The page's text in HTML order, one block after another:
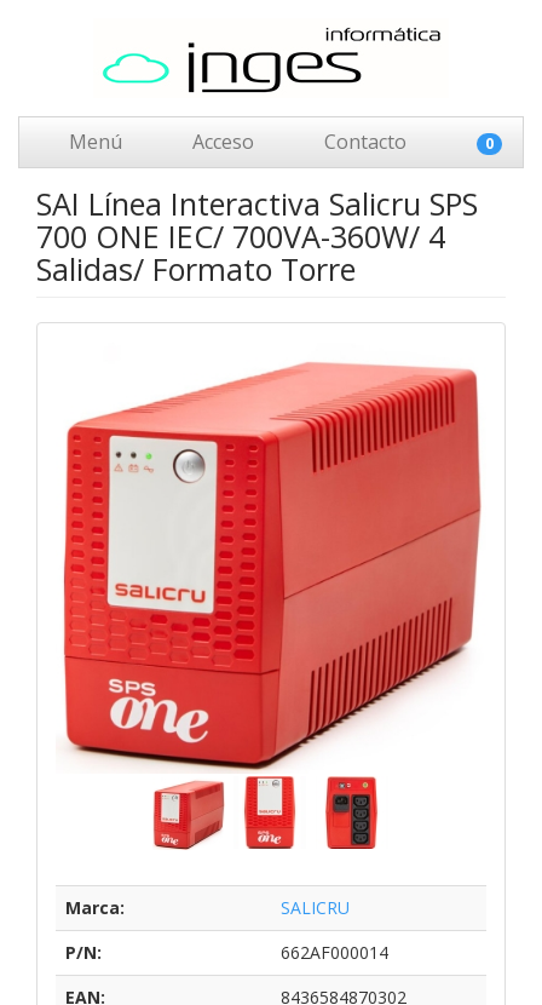
Menú Acceso Contacto 0
SAI Línea Interactiva Salicru SPS
700 ONE IEC/ 700VA-360W/ 4
Salidas/ Formato Torre
Marca:
SALICRU
P/N:
662AF000014
EAN:
8436584870302